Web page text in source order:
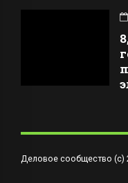
Деловое сообщество (с)